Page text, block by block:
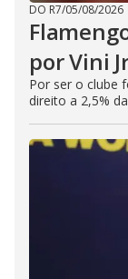
DO R7/05/08/2026
por Vini
Por ser o clube
direito a 2,5%